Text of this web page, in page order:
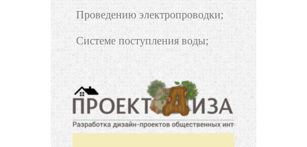
Проведению электропроводки;
Системе поступления воды;